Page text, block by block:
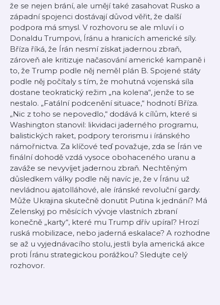
že se nejen brání, ale umějí také zasahovat Rusko a
západní spojenci dostávají důvod věřit, že další
podpora má smysl. V rozhovoru se ale mluví i o
Donaldu Trumpovi, Íránu a hranicích americké síly.
Bříza říká, že Írán nesmí získat jadernou zbraň,
zároveň ale kritizuje načasování americké kampaně i
to, že Trump podle něj neměl plán B. Spojené státy
podle něj počítaly s tím, že mohutná vojenská síla
dostane teokratický režim „na kolena“, jenže to se
nestalo. „Fatální podcenění situace,“ hodnotí Bříza.
„Nic z toho se nepovedlo,“ dodává k cílům, které si
Washington stanovil: likvidaci jaderného programu,
balistických raket, podpory terorismu i íránského
námořnictva. Za klíčové teď považuje, zda se Írán ve
finální dohodě vzdá vysoce obohaceného uranu a
zaváže se nevyvíjet jadernou zbraň. Nechtěným
důsledkem války podle něj navíc je, že v Íránu už
nevládnou ajatolláhové, ale íránské revoluční gardy.
Může Ukrajina skutečně donutit Putina k jednání? Má
Zelenskyj po měsících vývoje vlastních zbraní
konečně „karty“, které mu Trump dřív upíral? Hrozí
ruská mobilizace, nebo jaderná eskalace? A rozhodne
se až u vyjednávacího stolu, jestli byla americká akce
proti Íránu strategickou porážkou? Sledujte celý
rozhovor.